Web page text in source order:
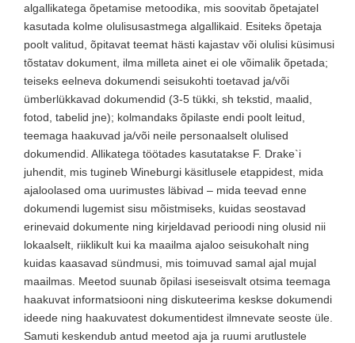
algallikatega õpetamise metoodika, mis soovitab õpetajatel
kasutada kolme olulisusastmega algallikaid. Esiteks õpetaja
poolt valitud, õpitavat teemat hästi kajastav või olulisi küsimusi
tõstatav dokument, ilma milleta ainet ei ole võimalik õpetada;
teiseks eelneva dokumendi seisukohti toetavad ja/või
ümberlükkavad dokumendid (3-5 tükki, sh tekstid, maalid,
fotod, tabelid jne); kolmandaks õpilaste endi poolt leitud,
teemaga haakuvad ja/või neile personaalselt olulised
dokumendid. Allikatega töötades kasutatakse F. Drake`i
juhendit, mis tugineb Wineburgi käsitlusele etappidest, mida
ajaloolased oma uurimustes läbivad – mida teevad enne
dokumendi lugemist sisu mõistmiseks, kuidas seostavad
erinevaid dokumente ning kirjeldavad perioodi ning olusid nii
lokaalselt, riiklikult kui ka maailma ajaloo seisukohalt ning
kuidas kaasavad sündmusi, mis toimuvad samal ajal mujal
maailmas. Meetod suunab õpilasi iseseisvalt otsima teemaga
haakuvat informatsiooni ning diskuteerima keskse dokumendi
ideede ning haakuvatest dokumentidest ilmnevate seoste üle.
Samuti keskendub antud meetod aja ja ruumi arutlustele